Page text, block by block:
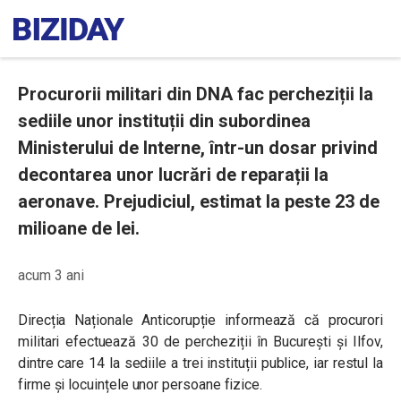
Procurorii militari din DNA fac percheziții la
sediile unor instituții din subordinea
Ministerului de Interne, într-un dosar privind
decontarea unor lucrări de reparații la
aeronave. Prejudiciul, estimat la peste 23 de
milioane de lei.
acum 3 ani
Direcția Naționale Anticorupție informează că procurori
militari efectuează 30 de percheziții în București și Ilfov,
dintre care 14 la sediile a trei instituții publice, iar restul la
firme și locuințele unor persoane fizice.